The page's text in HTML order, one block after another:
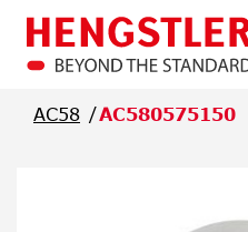
Salta al contenuto principale
AC58 AC580575150